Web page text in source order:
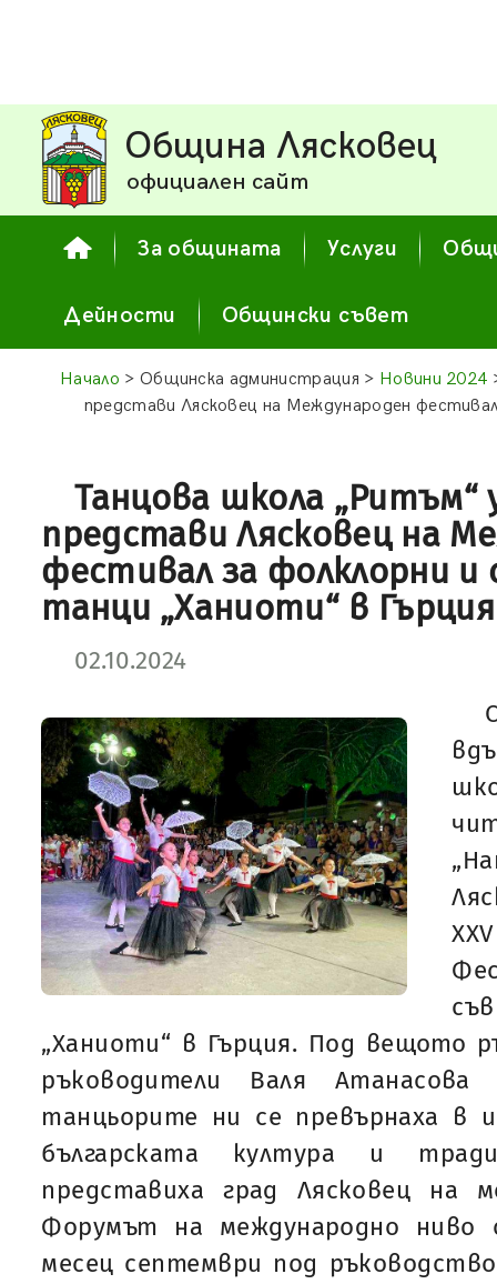
Община Лясковец
официален сайт
За общината Услуги
Дейности Общински съвет
Начало > Общинска администрация > Новини 2024
представи Лясковец на Международен
Танцова школа „Ритъм“
представи Лясковец на
фестивал за фолклорни и
танци „Ханиоти“ в Гърция
02.10.2024
„Ханиоти“ в Гърция. Под вещото
ръководители Валя Атанасова
танцьорите ни се превърнаха в
българската култура и
представиха град Лясковец на
Форумът на международно ниво
месец септември под